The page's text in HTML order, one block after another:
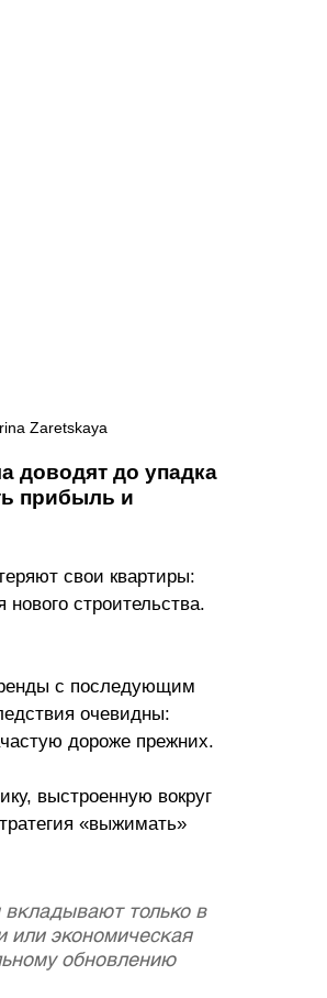
Zaretskaya
доводят до упадка
прибыль и
свои квартиры:
строительства.
с последующим
очевидны:
дороже прежних.
выстроенную вокруг
«выжимать»
вкладывают только в
или экономическая
обновлению